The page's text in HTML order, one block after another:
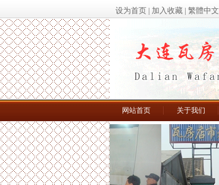
设为首页 | 加入收藏 | 繁體中文
网站首页 关于我们